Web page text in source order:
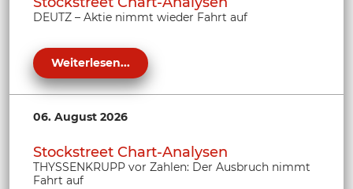
DEUTZ – Aktie nimmt wieder Fahrt auf
Weiterlesen...
06. August 2026
Stockstreet Chart-Analysen
THYSSENKRUPP vor Zahlen: Der Ausbruch nimmt
Fahrt auf